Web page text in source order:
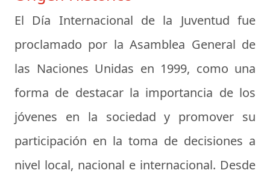
El Día Internacional de la Juventud fue
proclamado por la Asamblea General de
las Naciones Unidas en 1999, como una
forma de destacar la importancia de los
jóvenes en la sociedad y promover su
participación en la toma de decisiones a
nivel local, nacional e internacional. Desde